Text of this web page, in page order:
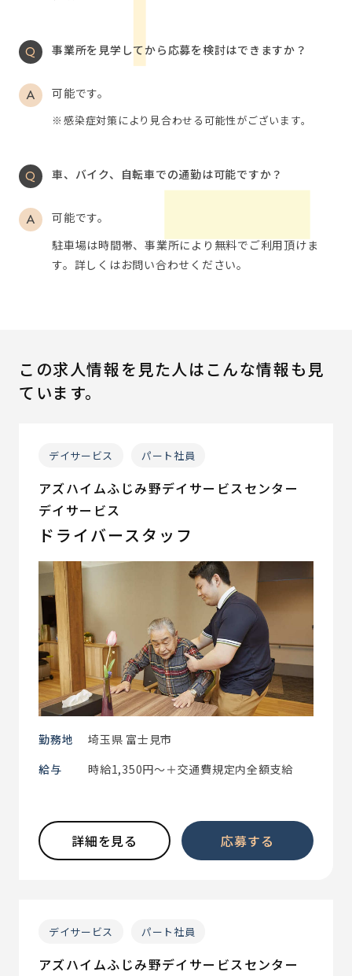
事業所を見学してから応募を検討はできますか？
可能です。
感染症対策により見合わせる可能性がございます。
車、バイク、自転車での通勤は可能ですか？
可能です。
駐車場は時間帯、事業所により無料でご利用頂けま
す。詳しくはお問い合わせください。
この求人情報を見た人はこんな情報も見
ています。
デイサービス パート社員
アズハイムふじみ野デイサービスセンター
デイサービス
ドライバースタッフ
勤務地
埼玉県 富士見市
給与
時給1,350円～＋交通費規定内全額支給
詳細を見る 応募する
デイサービス パート社員
アズハイムふじみ野デイサービスセンター